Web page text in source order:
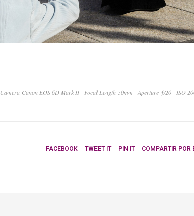
Camera Canon EOS 6D Mark II Focal Length 50mm Aperture ƒ/20 ISO
FACEBOOK TWEET IT PIN IT COMPARTIR POR